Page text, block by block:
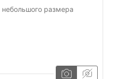
небольшого размера